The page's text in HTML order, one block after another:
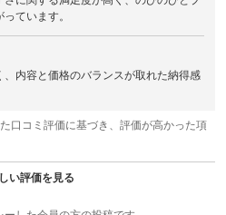
ています。
内容と価格のバランスが取れた納得感
口コミ評価に基づき、評価が高かった項
い評価を見る